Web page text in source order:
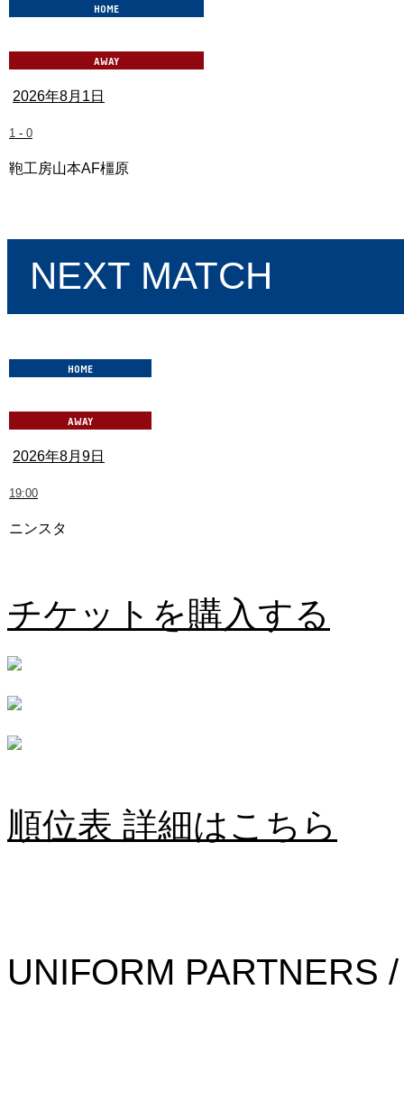
2026年8月1日
1 - 0
鞄工房山本AF橿原
NEXT MATCH
2026年8月9日
19:00
ニンスタ
チケットを購入する
順位表 詳細はこちら
UNIFORM PARTNERS